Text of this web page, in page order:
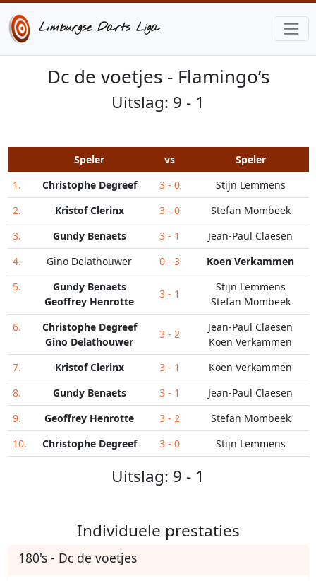
Limburgse Darts Liga
Dc de voetjes - Flamingo’s
Uitslag: 9 - 1
Speler vs
Speler
1.
Christophe Degreef 3 - 0
Stijn Lemmens
2.
Kristof Clerinx 3 - 0
Stefan Mombeek
3.
Gundy Benaets 3 - 1
Jean-Paul Claesen
4.
Gino Delathouwer 0 - 3
Koen Verkammen
5.
Gundy Benaets
Geoffrey Henrotte
3 - 1
Stijn Lemmens
Stefan Mombeek
6.
Christophe Degreef
Gino Delathouwer
3 - 2
Jean-Paul Claesen
Koen Verkammen
7.
Kristof Clerinx 3 - 1
Koen Verkammen
8.
Gundy Benaets 3 - 1
Jean-Paul Claesen
9.
Geoffrey Henrotte 3 - 2
Stefan Mombeek
10.
Christophe Degreef 3 - 0 Stijn Lemmens
Uitslag: 9 - 1
Individuele prestaties
180's - Dc de voetjes